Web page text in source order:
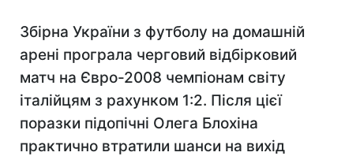
Збірна України з футболу на домашній
арені програла черговий відбірковий
матч на Євро-2008 чемпіонам світу
італійцям з рахунком 1:2. Після цієї
поразки підопічні Олега Блохіна
практично втратили шанси на вихід